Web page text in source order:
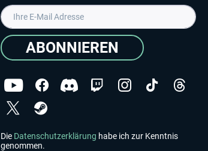
ABONNIEREN
Die Datenschutzerklärung habe ich zur Kenntnis
genommen.